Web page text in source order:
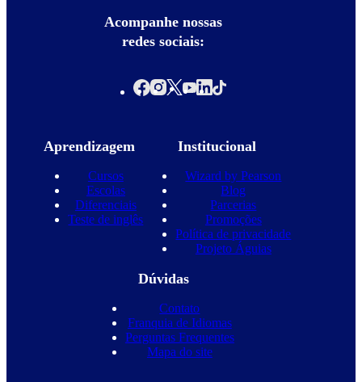
Acompanhe nossas
redes sociais:
Aprendizagem
Cursos
Escolas
Diferenciais
Teste de inglês
Institucional
Wizard by Pearson
Blog
Parcerias
Promoções
Política de privacidade
Projeto Águias
Dúvidas
Contato
Franquia de Idiomas
Perguntas Frequentes
Mapa do site